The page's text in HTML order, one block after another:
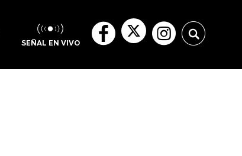
SEÑAL EN VIVO